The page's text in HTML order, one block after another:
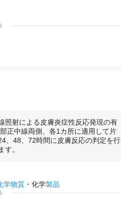
照射による皮膚炎症性反応発現の有
正中線両側、各1カ所に適用して片
、48、72時間に皮膚反応の判定を行
す。
学物質 ・化学製品